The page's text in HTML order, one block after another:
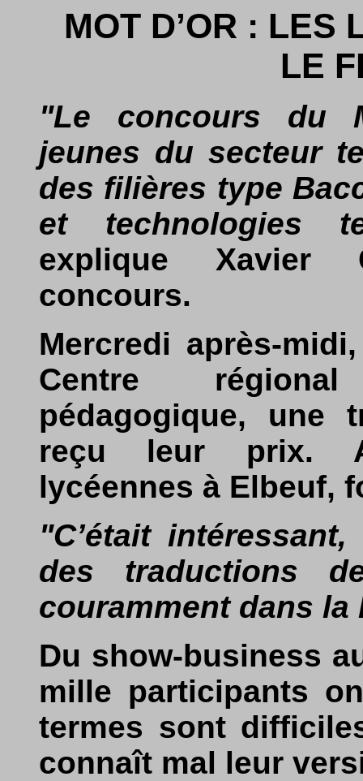
MOT D’OR : LES
LE
"Le concours du
jeunes du secteur
des filières type
et technologies
explique Xavier
concours.
Mercredi après-
Centre
pédagogique, une
reçu leur prix.
lycéennes à Elbeuf,
"C’était
des traductions
couramment dans
Du show-business
mille participants
termes sont
connaît mal leur